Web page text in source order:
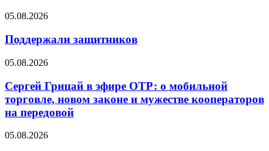
05.08.2026
Поддержали защитников
05.08.2026
Сергей Грицай в эфире ОТР: о мобильной
торговле, новом законе и мужестве кооператоров
на передовой
05.08.2026